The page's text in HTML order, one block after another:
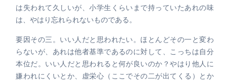
は失われて久しいが、小学生くらいまで持っていたあれの味
は、やはり忘れられないものである。
要因その三。いい人だと思われたい。ほとんどその一と変わ
らないが、あれは他者基準であるのに対して、こっちは自分
本位だ。いい人だと思われると何が良いのか？やはり他人に
嫌われにくいとか、虚栄心（ここでその二が出てくる）とか